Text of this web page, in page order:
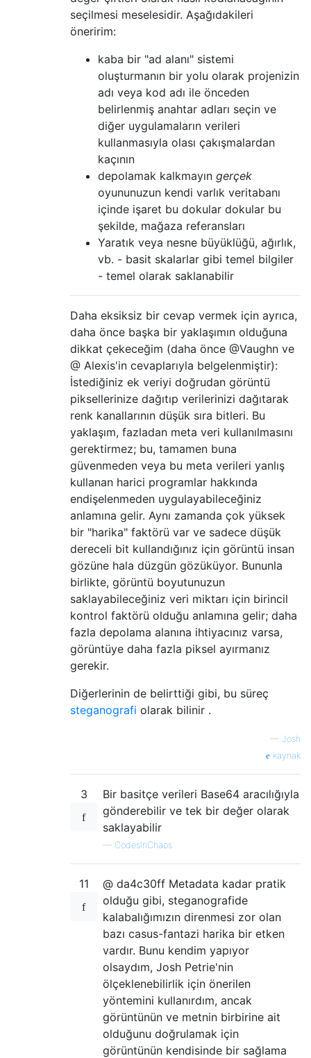
seçilmesi meselesidir. Aşağıdakileri
öneririm:
kaba bir "ad alanı" sistemi
oluşturmanın bir yolu olarak projenizin
adı veya kod adı ile önceden
belirlenmiş anahtar adları seçin ve
diğer uygulamaların verileri
kullanmasıyla olası çakışmalardan
kaçının
depolamak kalkmayın gerçek
oyununuzun kendi varlık veritabanı
içinde işaret bu dokular dokular bu
şekilde, mağaza referansları
Yaratık veya nesne büyüklüğü, ağırlık,
vb. - basit skalarlar gibi temel bilgiler
- temel olarak saklanabilir
Daha eksiksiz bir cevap vermek için ayrıca,
daha önce başka bir yaklaşımın olduğuna
dikkat çekeceğim (daha önce @Vaughn ve
@ Alexis'in cevaplarıyla belgelenmiştir):
İstediğiniz ek veriyi doğrudan görüntü
piksellerinize dağıtıp verilerinizi dağıtarak
renk kanallarının düşük sıra bitleri. Bu
yaklaşım, fazladan meta veri kullanılmasını
gerektirmez; bu, tamamen buna
güvenmeden veya bu meta verileri yanlış
kullanan harici programlar hakkında
endişelenmeden uygulayabileceğiniz
anlamına gelir. Aynı zamanda çok yüksek
bir "harika" faktörü var ve sadece düşük
dereceli bit kullandığınız için görüntü insan
gözüne hala düzgün gözüküyor. Bununla
birlikte, görüntü boyutunuzun
saklayabileceğiniz veri miktarı için birincil
kontrol faktörü olduğu anlamına gelir; daha
fazla depolama alanına ihtiyacınız varsa,
görüntüye daha fazla piksel ayırmanız
gerekir.
Diğerlerinin de belirttiği gibi, bu süreç
steganografi olarak bilinir .
— Josh
kaynak
3
Bir basitçe verileri Base64 aracılığıyla
gönderebilir ve tek bir değer olarak
saklayabilir
— CodesInChaos
11
@ da4c30ff Metadata kadar pratik
olduğu gibi, steganografide
kalabalığımızın direnmesi zor olan
bazı casus-fantazi harika bir etken
vardır. Bunu kendim yapıyor
olsaydım, Josh Petrie'nin
ölçeklenebilirlik için önerilen
yöntemini kullanırdım, ancak
görüntünün ve metnin birbirine ait
olduğunu doğrulamak için
görüntünün kendisinde bir sağlama